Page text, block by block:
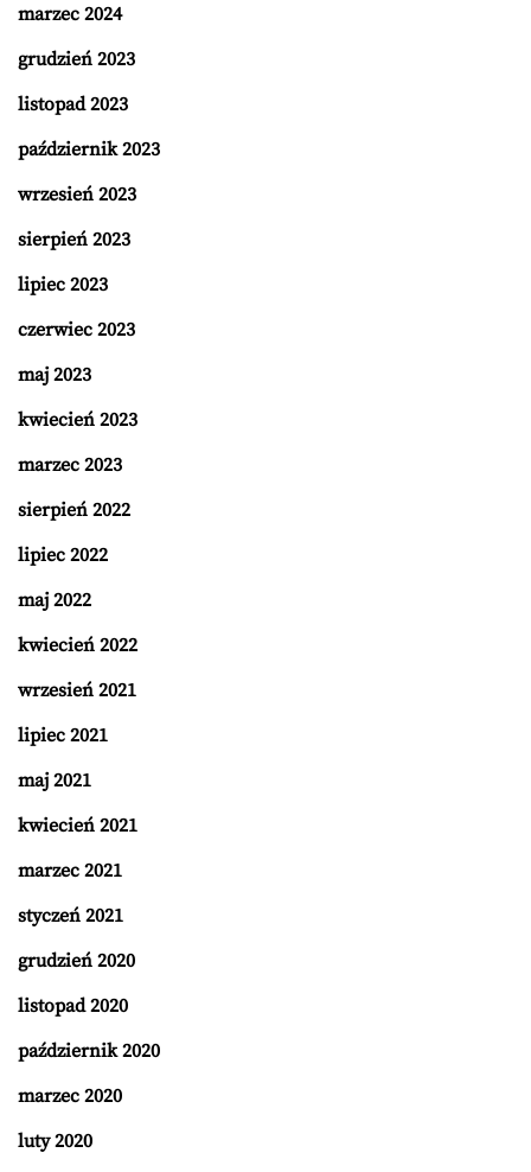
marzec 2024
grudzień 2023
listopad 2023
październik 2023
wrzesień 2023
sierpień 2023
lipiec 2023
czerwiec 2023
maj 2023
kwiecień 2023
marzec 2023
sierpień 2022
lipiec 2022
maj 2022
kwiecień 2022
wrzesień 2021
lipiec 2021
maj 2021
kwiecień 2021
marzec 2021
styczeń 2021
grudzień 2020
listopad 2020
październik 2020
marzec 2020
luty 2020